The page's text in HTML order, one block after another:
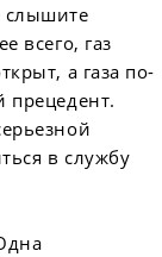
слышите
всего, газ
а газа по-
прецедент.
в службу